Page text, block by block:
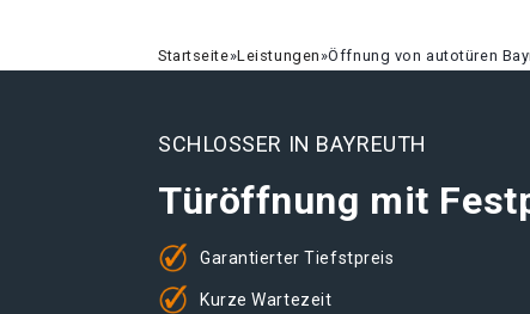
Startseite»Leistungen»Öffnung von autotüren
SCHLOSSER IN BAYREUTH
Türöffnung mit
Garantierter Tiefstpreis
Kurze Wartezeit